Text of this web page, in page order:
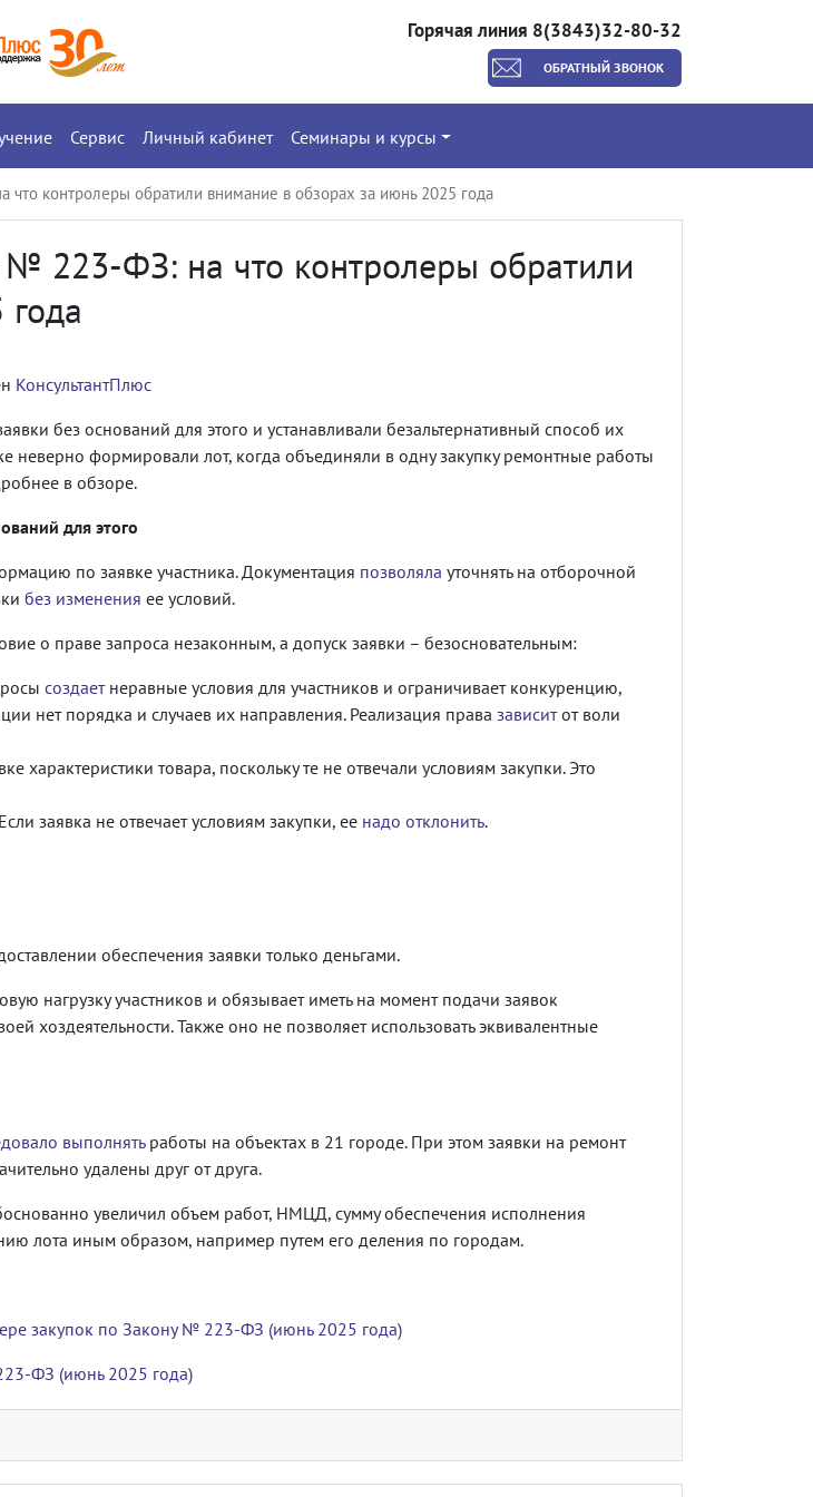
Горячая линия 8(3843)32-80-32
ОБРАТНЫЙ ЗВОНОК
Сервис Личный кабинет Семинары и курсы
контролеры обратили внимание в обзорах за июнь 2025 года
223-ФЗ: на что контролеры обратили
КонсультантПлюс
без оснований для этого и устанавливали безальтернативный способ их
неверно формировали лот, когда объединяли в одну закупку ремонтные работы
в обзоре.
для этого
по заявке участника. Документация позволяла уточнять на отборочной
без изменения ее условий.
о праве запроса незаконным, а допуск заявки – безосновательным:
создаетнеравные условия для участников и ограничивает конкуренцию,
нет порядка и случаев их направления. Реализация права зависитот воли
характеристики товара, поскольку те не отвечали условиям закупки. Это
заявка не отвечает условиям закупки, ее надо отклонить.
обеспечения заявки только деньгами.
нагрузку участников и обязывает иметь на момент подачи заявок
хоздеятельности. Также оно не позволяет использовать эквивалентные
выполнятьработы на объектах в 21 городе. При этом заявки на ремонт
удалены друг от друга.
увеличил объем работ, НМЦД, сумму обеспечения исполнения
лота иным образом, например путем его деления по городам.
закупок по Закону № 223-ФЗ (июнь 2025 года)
ФЗ (июнь 2025 года)